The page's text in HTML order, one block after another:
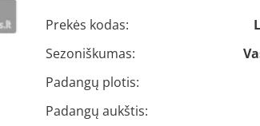
Prekės kodas:
Sezoniškumas:
Padangų plotis:
Padangų aukštis: